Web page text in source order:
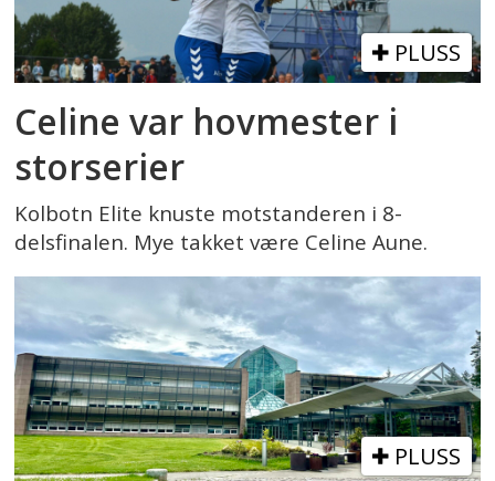
PLUSS
Celine var hovmester i
storserier
Kolbotn Elite knuste motstanderen i 8-
delsfinalen. Mye takket være Celine Aune.
PLUSS